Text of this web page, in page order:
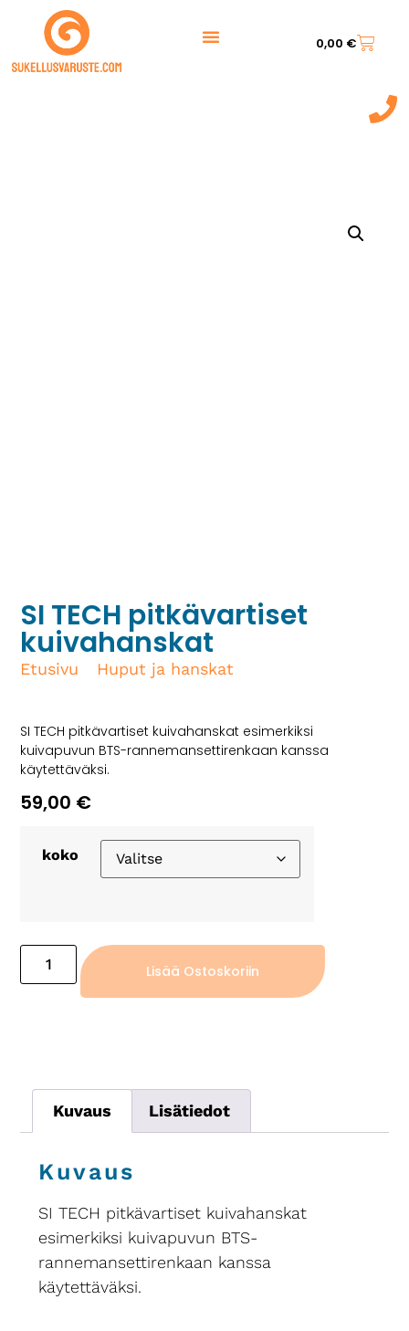
0,00 €
SI TECH pitkävartiset
kuivahanskat
Etusivu Huput ja hanskat
SI TECH pitkävartiset kuivahanskat esimerkiksi
kuivapuvun BTS-rannemansettirenkaan kanssa
käytettäväksi.
59,00 €
koko
Lisää Ostoskoriin
Kuvaus Lisätiedot
Kuvaus
SI TECH pitkävartiset kuivahanskat
esimerkiksi kuivapuvun BTS-
rannemansettirenkaan kanssa
käytettäväksi.